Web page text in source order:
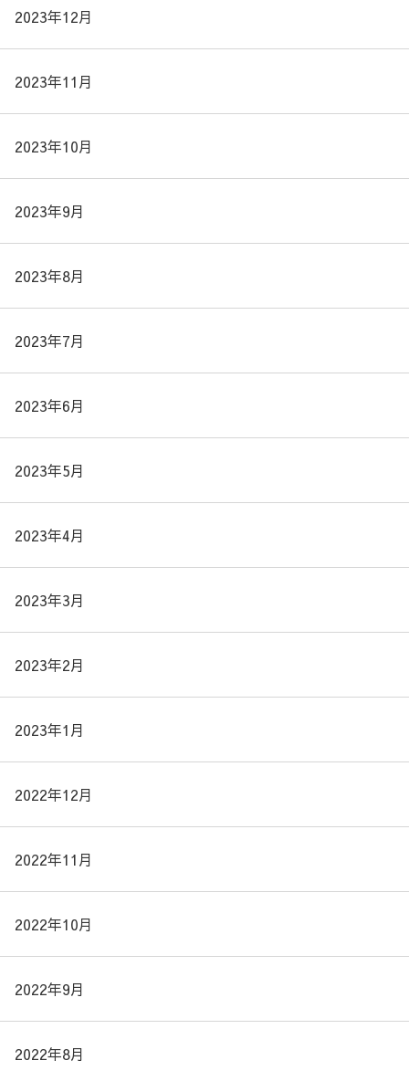
2023年12月
2023年11月
2023年10月
2023年9月
2023年8月
2023年7月
2023年6月
2023年5月
2023年4月
2023年3月
2023年2月
2023年1月
2022年12月
2022年11月
2022年10月
2022年9月
2022年8月